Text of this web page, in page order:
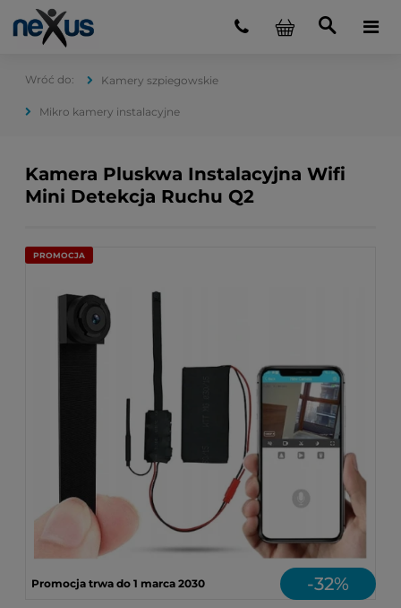
Kamery szpiegowskie
Mikro kamery instalacyjne
Kamera Pluskwa Instalacyjna Wifi
Mini Detekcja Ruchu Q2
PROMOCJA
-32%
Promocja trwa do 1 marca 2030